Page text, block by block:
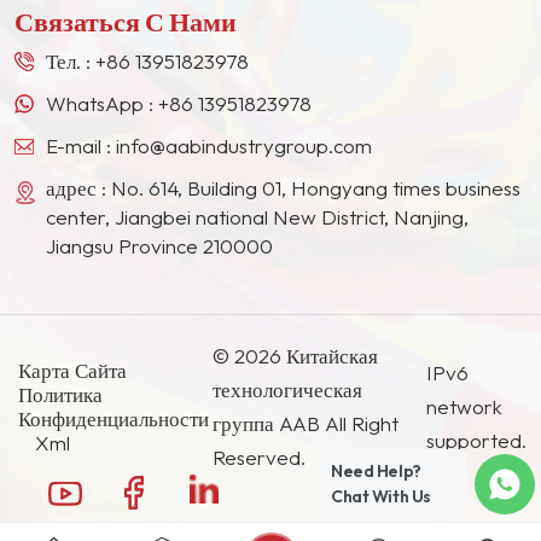
Востоке, в Юго-Восточной Азии, Японии, Южной
Корее и других странах и регионах.
Связаться С Нами
Тел. : +86 13951823978
WhatsApp : +86 13951823978
E-mail : info@aabindustrygroup.com
адрес : No. 614, Building 01, Hongyang times business
center, Jiangbei national New District, Nanjing,
Jiangsu Province 210000
Карта Сайта
Политика
Конфиденциальности
Xml
© 2026 Китайская
технологическая
группа AAB All Right
Reserved.
IPv6
network
supported.
Need Help?
Chat With Us